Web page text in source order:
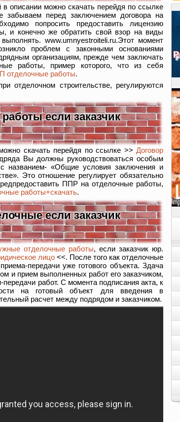
описании можно скачать перейдя по ссылке
перед заключением договора на
попросить предоставить лицензию
и конечно же обратить свой взор на виды
www.umnyestroiteli.ru.Этот момент
проблем с законными основаниями
организациям, прежде чем заключать
работы, пример которого, что из себя
отделочные работы.
отделочном строительстве, регулируются
если заказчик
скачать перейдя по ссылке >> Договор
Вы должны руководствоваться особым
«Общие условия заключения и
Это отношение регулирует обязательно
ППР на отделочные работы,
работы+скачать.
если заказчик
отделочные работы, если заказчик юр.
лицо<<. После того как отделочные
передачи уже готового объекта. Здача
и прием выполненных работ его заказчиком,
работ. С момента подписания акта, к
на готовый объект для введения в
расчет между подрядом и заказчиком.